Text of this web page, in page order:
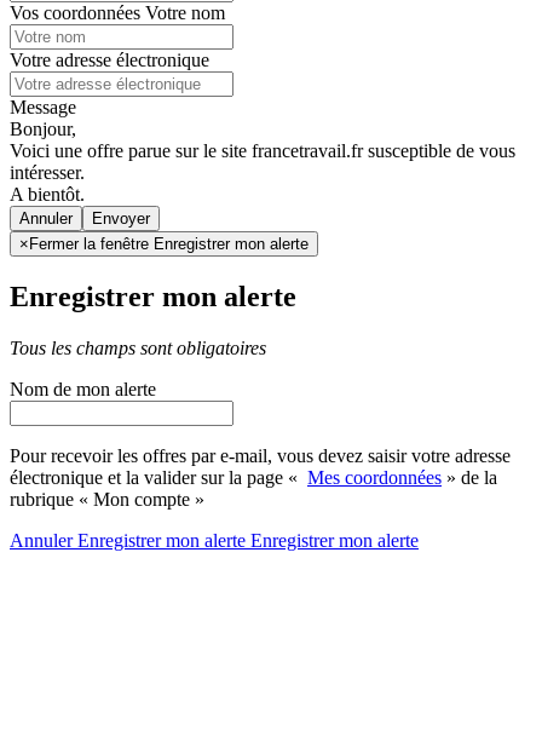
Vos coordonnées Votre nom
Votre adresse électronique
Message
Bonjour,
Voici une offre parue sur le site francetravail.fr susceptible de vous
intéresser.
A bientôt.
Annuler
× Fermer la fenêtre Enregistrer mon alerte
Enregistrer mon alerte
Tous les champs sont obligatoires
Nom de mon alerte
Pour recevoir les offres par e-mail, vous devez saisir votre adresse
électronique et la valider sur la page « Mes coordonnées » de la
rubrique « Mon compte »
AnnulerEnregistrer mon alerte Enregistrermon alerte